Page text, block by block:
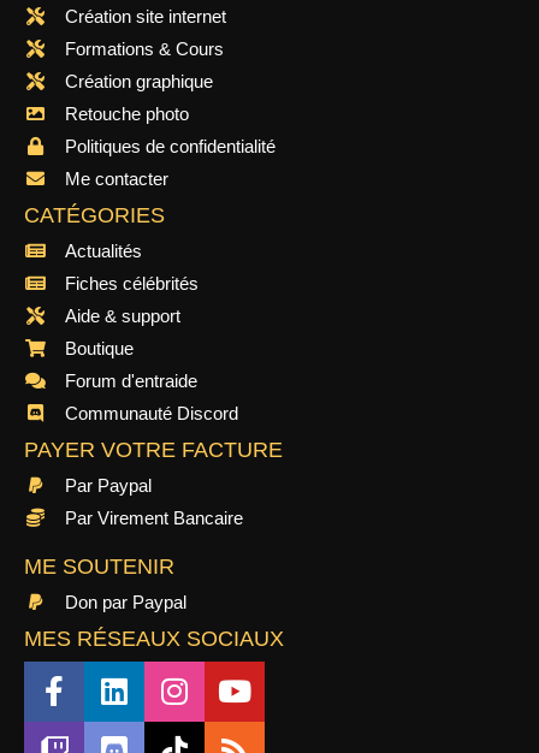
Création site internet
Formations & Cours
Création graphique
Retouche photo
Politiques de confidentialité
Me contacter
CATÉGORIES
Actualités
Fiches célébrités
Aide & support
Boutique
Forum d'entraide
Communauté Discord
PAYER VOTRE FACTURE
Par Paypal
Par Virement Bancaire
ME SOUTENIR
Don par Paypal
MES RÉSEAUX SOCIAUX